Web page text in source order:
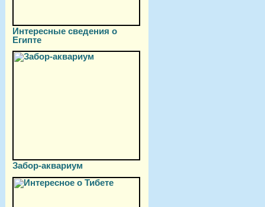
Интересные сведения о
Египте
Забор-аквариум